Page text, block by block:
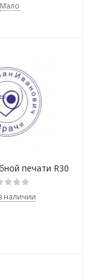
Мало
печати R30
наличии